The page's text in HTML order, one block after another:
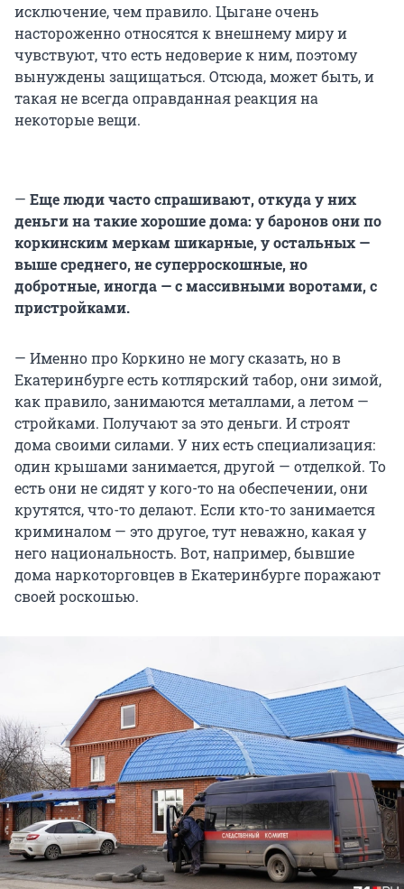
исключение, чем правило. Цыгане очень
настороженно относятся к внешнему миру и
чувствуют, что есть недоверие к ним, поэтому
вынуждены защищаться. Отсюда, может быть, и
такая не всегда оправданная реакция на
некоторые вещи.
— Еще люди часто спрашивают, откуда у них
деньги на такие хорошие дома: у баронов они по
коркинским меркам шикарные, у остальных —
выше среднего, не суперроскошные, но
добротные, иногда — с массивными воротами, с
пристройками.
— Именно про Коркино не могу сказать, но в
Екатеринбурге есть котлярский табор, они зимой,
как правило, занимаются металлами, а летом —
стройками. Получают за это деньги. И строят
дома своими силами. У них есть специализация:
один крышами занимается, другой — отделкой. То
есть они не сидят у кого-то на обеспечении, они
крутятся, что-то делают. Если кто-то занимается
криминалом — это другое, тут неважно, какая у
него национальность. Вот, например, бывшие
дома наркоторговцев в Екатеринбурге поражают
своей роскошью.